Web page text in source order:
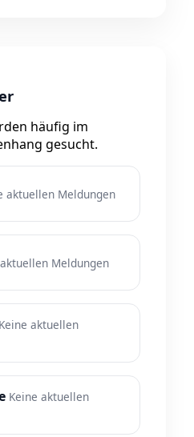
häufig im
gesucht.
aktuellen Meldungen
Meldungen
Keine aktuellen
Keine aktuellen